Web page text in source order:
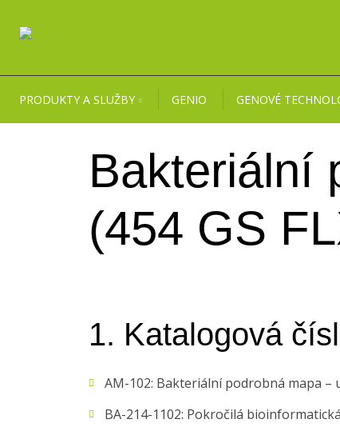
PRODUKTY A SLUŽBY GENIO GENOVÉ
Bakteriální
(454 GS
1. Katalogová
AM-102: Bakteriální podrobná mapa –
BA-214-1102: Pokročilá